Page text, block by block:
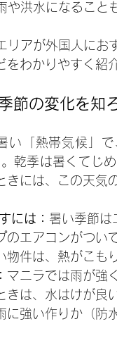
や洪水になること
リアが外国人にお
をわかりやすく紹
節の変化を知
い「熱帯気候」
乾季は暑くてじ
きには、この天気
には： 暑い季節は
のエアコンがつい
物件は、熱がこも
マニラでは雨が強
きは、水はけが良
に強い作りか（防